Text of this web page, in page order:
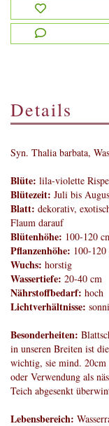
Details
Syn. Thalia barbata,
Blüte: lila-violette
Blütezeit: Juli bis
Blatt: dekorativ,
Flaum darauf
Blütenhöhe: 100-120
Pflanzenhöhe: 100-120
Wuchs: horstig
Wassertiefe: 20-40 cm
Nährstoffbedarf: hoch
Lichtverhältnisse:
Besonderheiten:
in unseren Breiten ist
wichtig, sie mind. 20cm
oder Verwendung als
Teich abgesenkt
Lebensbereich: